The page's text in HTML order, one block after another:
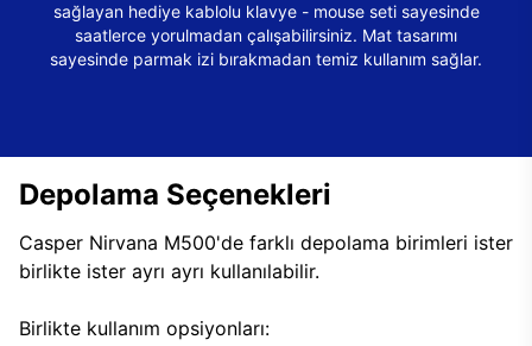
sağlayan hediye kablolu klavye - mouse seti sayesinde
saatlerce yorulmadan çalışabilirsiniz. Mat tasarımı
sayesinde parmak izi bırakmadan temiz kullanım sağlar.
Depolama Seçenekleri
Casper Nirvana M500'de farklı depolama birimleri ister
birlikte ister ayrı ayrı kullanılabilir.
Birlikte kullanım opsiyonları: